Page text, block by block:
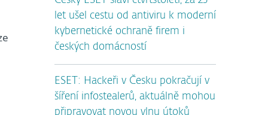
let ušel cestu od antiviru k moderní
kybernetické ochraně firem i
českých domácností
ESET: Hackeři v Česku pokračují v
šíření infostealerů, aktuálně mohou
připravovat novou vlnu útoků